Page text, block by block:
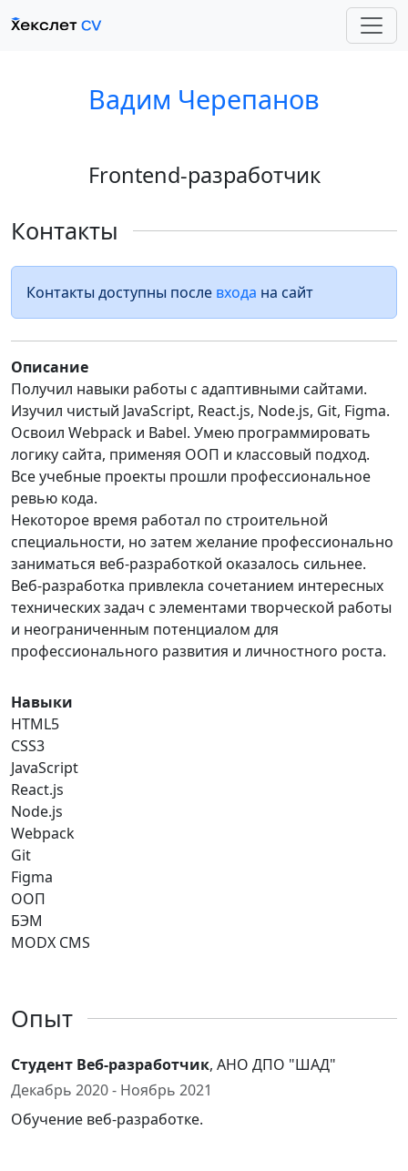
Вадим Черепанов
Frontend-разработчик
Контакты
Контакты доступны после входа на сайт
Описание
Получил навыки работы с адаптивными сайтами.
Изучил чистый JavaScript, React.js, Node.js, Git, Figma.
Освоил Webpack и Babel. Умею программировать
логику сайта, применяя ООП и классовый подход.
Все учебные проекты прошли профессиональное
ревью кода.
Некоторое время работал по строительной
специальности, но затем желание профессионально
заниматься веб-разработкой оказалось сильнее.
Веб-разработка привлекла сочетанием интересных
технических задач с элементами творческой работы
и неограниченным потенциалом для
профессионального развития и личностного роста.
Навыки
HTML5
CSS3
JavaScript
React.js
Node.js
Webpack
Git
Figma
ООП
БЭМ
MODX CMS
Опыт
Студент Веб-разработчик, АНО ДПО "ШАД"
Декабрь 2020 - Ноябрь 2021
Обучение веб-разработке.